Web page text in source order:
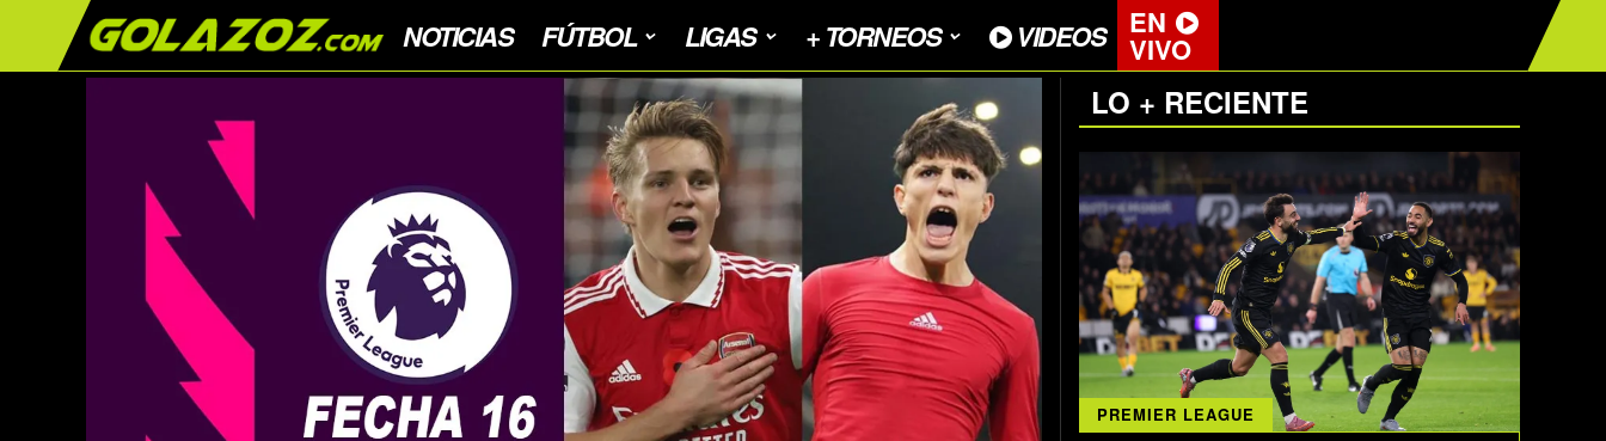
NOTICIAS FÚTBOL LIGAS + TORNEOS VIDEOS EN
VIVO
LO + RECIENTE
PREMIER LEAGUE